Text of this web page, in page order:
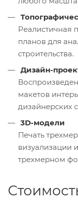
Реалистичная
планов для
строительства.
Дизайн-
макетов
дизайнерских
3D-модели
Печать
визуализации
трехмерном